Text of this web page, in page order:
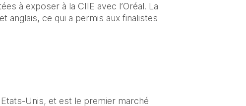
à exposer à la CIIE avec l’Oréal. La
anglais, ce qui a permis aux finalistes
Unis, et est le premier marché